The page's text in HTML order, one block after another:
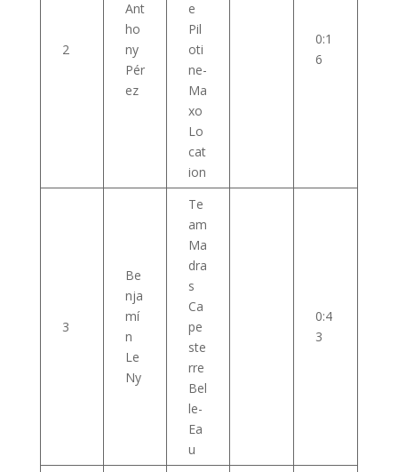
2
Ant
ho
ny
Pér
ez
e
Pil
oti
ne-
Ma
xo
Lo
cat
ion
0:1
6
3
Be
nja
mí
n
Le
Ny
Te
am
Ma
dra
s
Ca
pe
ste
rre
Bel
le-
Ea
u
0:4
3